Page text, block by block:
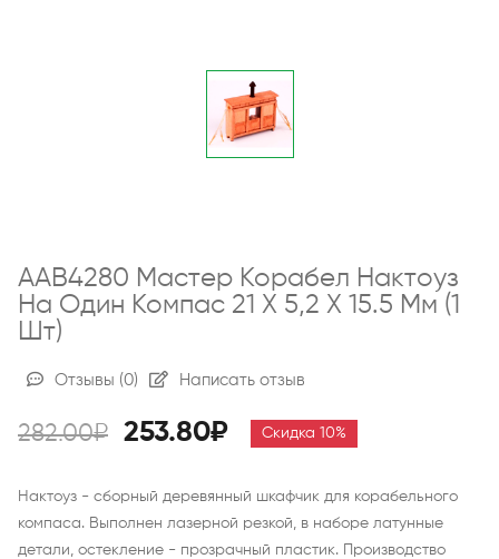
AAB4280 Мастер Корабел Нактоуз
На Один Компас 21 Х 5,2 Х 15.5 Мм (1
Шт)
Отзывы (0) Написать отзыв
282.00₽ 253.80₽ Скидка 10%
Нактоуз - сборный деревянный шкафчик для корабельного
компаса. Выполнен лазерной резкой, в наборе латунные
детали, остекление - прозрачный пластик. Производство